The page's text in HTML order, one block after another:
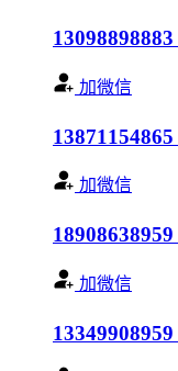
13098898883
加微信
13871154865
加微信
18908638959
加微信
13349908959